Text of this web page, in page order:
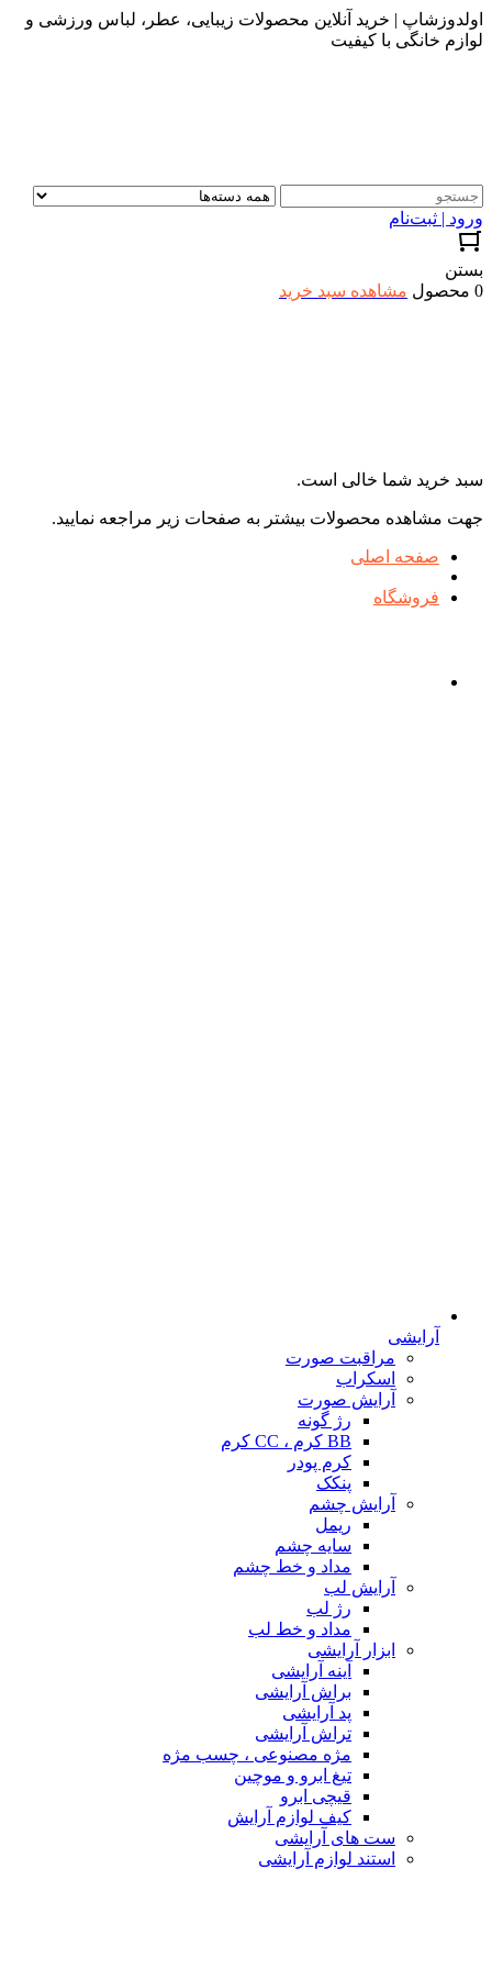
اولدوزشاپ | خرید آنلاین محصولات زیبایی، عطر، لباس ورزشی و
لوازم خانگی با کیفیت
ورود | ثبت‌نام
بستن
0 محصول
مشاهده سبد خرید
سبد خرید شما خالی است.
جهت مشاهده محصولات بیشتر به صفحات زیر مراجعه نمایید.
صفحه اصلی
فروشگاه
آرایشی
مراقبت صورت
اسکراب
آرایش صورت
رژ گونه
BB کرم ، CC کرم
کرم پودر
پنکک
آرایش چشم
ریمل
سایه چشم
مداد و خط چشم
آرایش لب
رژ لب
مداد و خط لب
ابزار آرایشی
آینه آرایشی
براش آرایشی
پد آرایشی
تراش آرایشی
مژه مصنوعی ، چسب مژه
تیغ ابرو و موچین
قیچی ابرو
کیف لوازم آرایش
ست های آرایشی
استند لوازم آرایشی